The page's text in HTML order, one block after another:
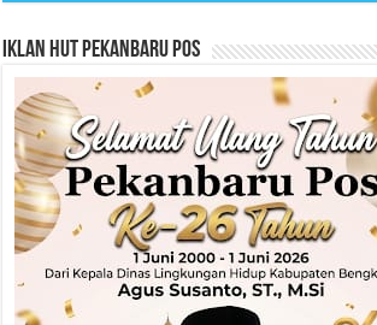
Iklan HUT Pekanbaru Pos